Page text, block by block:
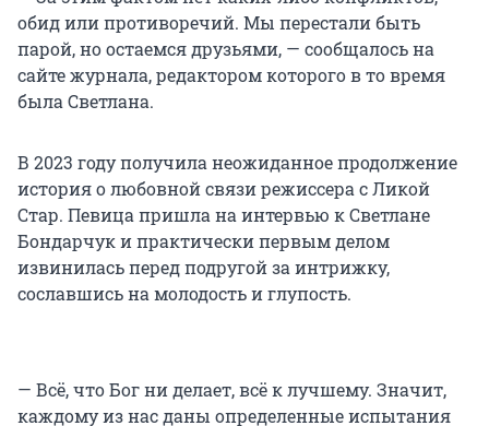
обид или противоречий. Мы перестали быть
парой, но остаемся друзьями, — сообщалось на
сайте журнала, редактором которого в то время
была Светлана.
В 2023 году получила неожиданное продолжение
история о любовной связи режиссера с Ликой
Стар. Певица пришла на интервью к Светлане
Бондарчук и практически первым делом
извинилась перед подругой за интрижку,
сославшись на молодость и глупость.
— Всё, что Бог ни делает, всё к лучшему. Значит,
каждому из нас даны определенные испытания